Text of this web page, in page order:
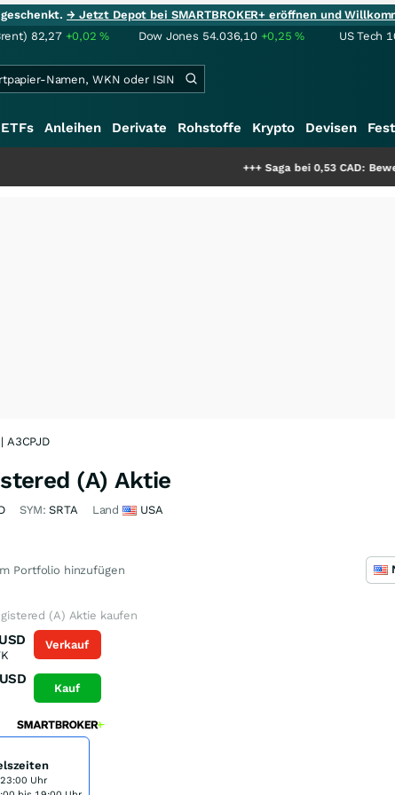
geschenkt.→ Jetzt Depot bei SMARTBROKER+ eröffnen und
82,27 +0,02% Dow Jones 54.036,10 +0,25% US Tech
ETFs Anleihen Derivate Rohstoffe Krypto Devisen
Saga bei 0,53 CAD: Bewertet der
A3CPJD
(A) Aktie
SYM:SRTA Land USA
Portfolio hinzufügen
(A) Aktie kaufen
USD
USD
Verkauf
Kauf
Uhr